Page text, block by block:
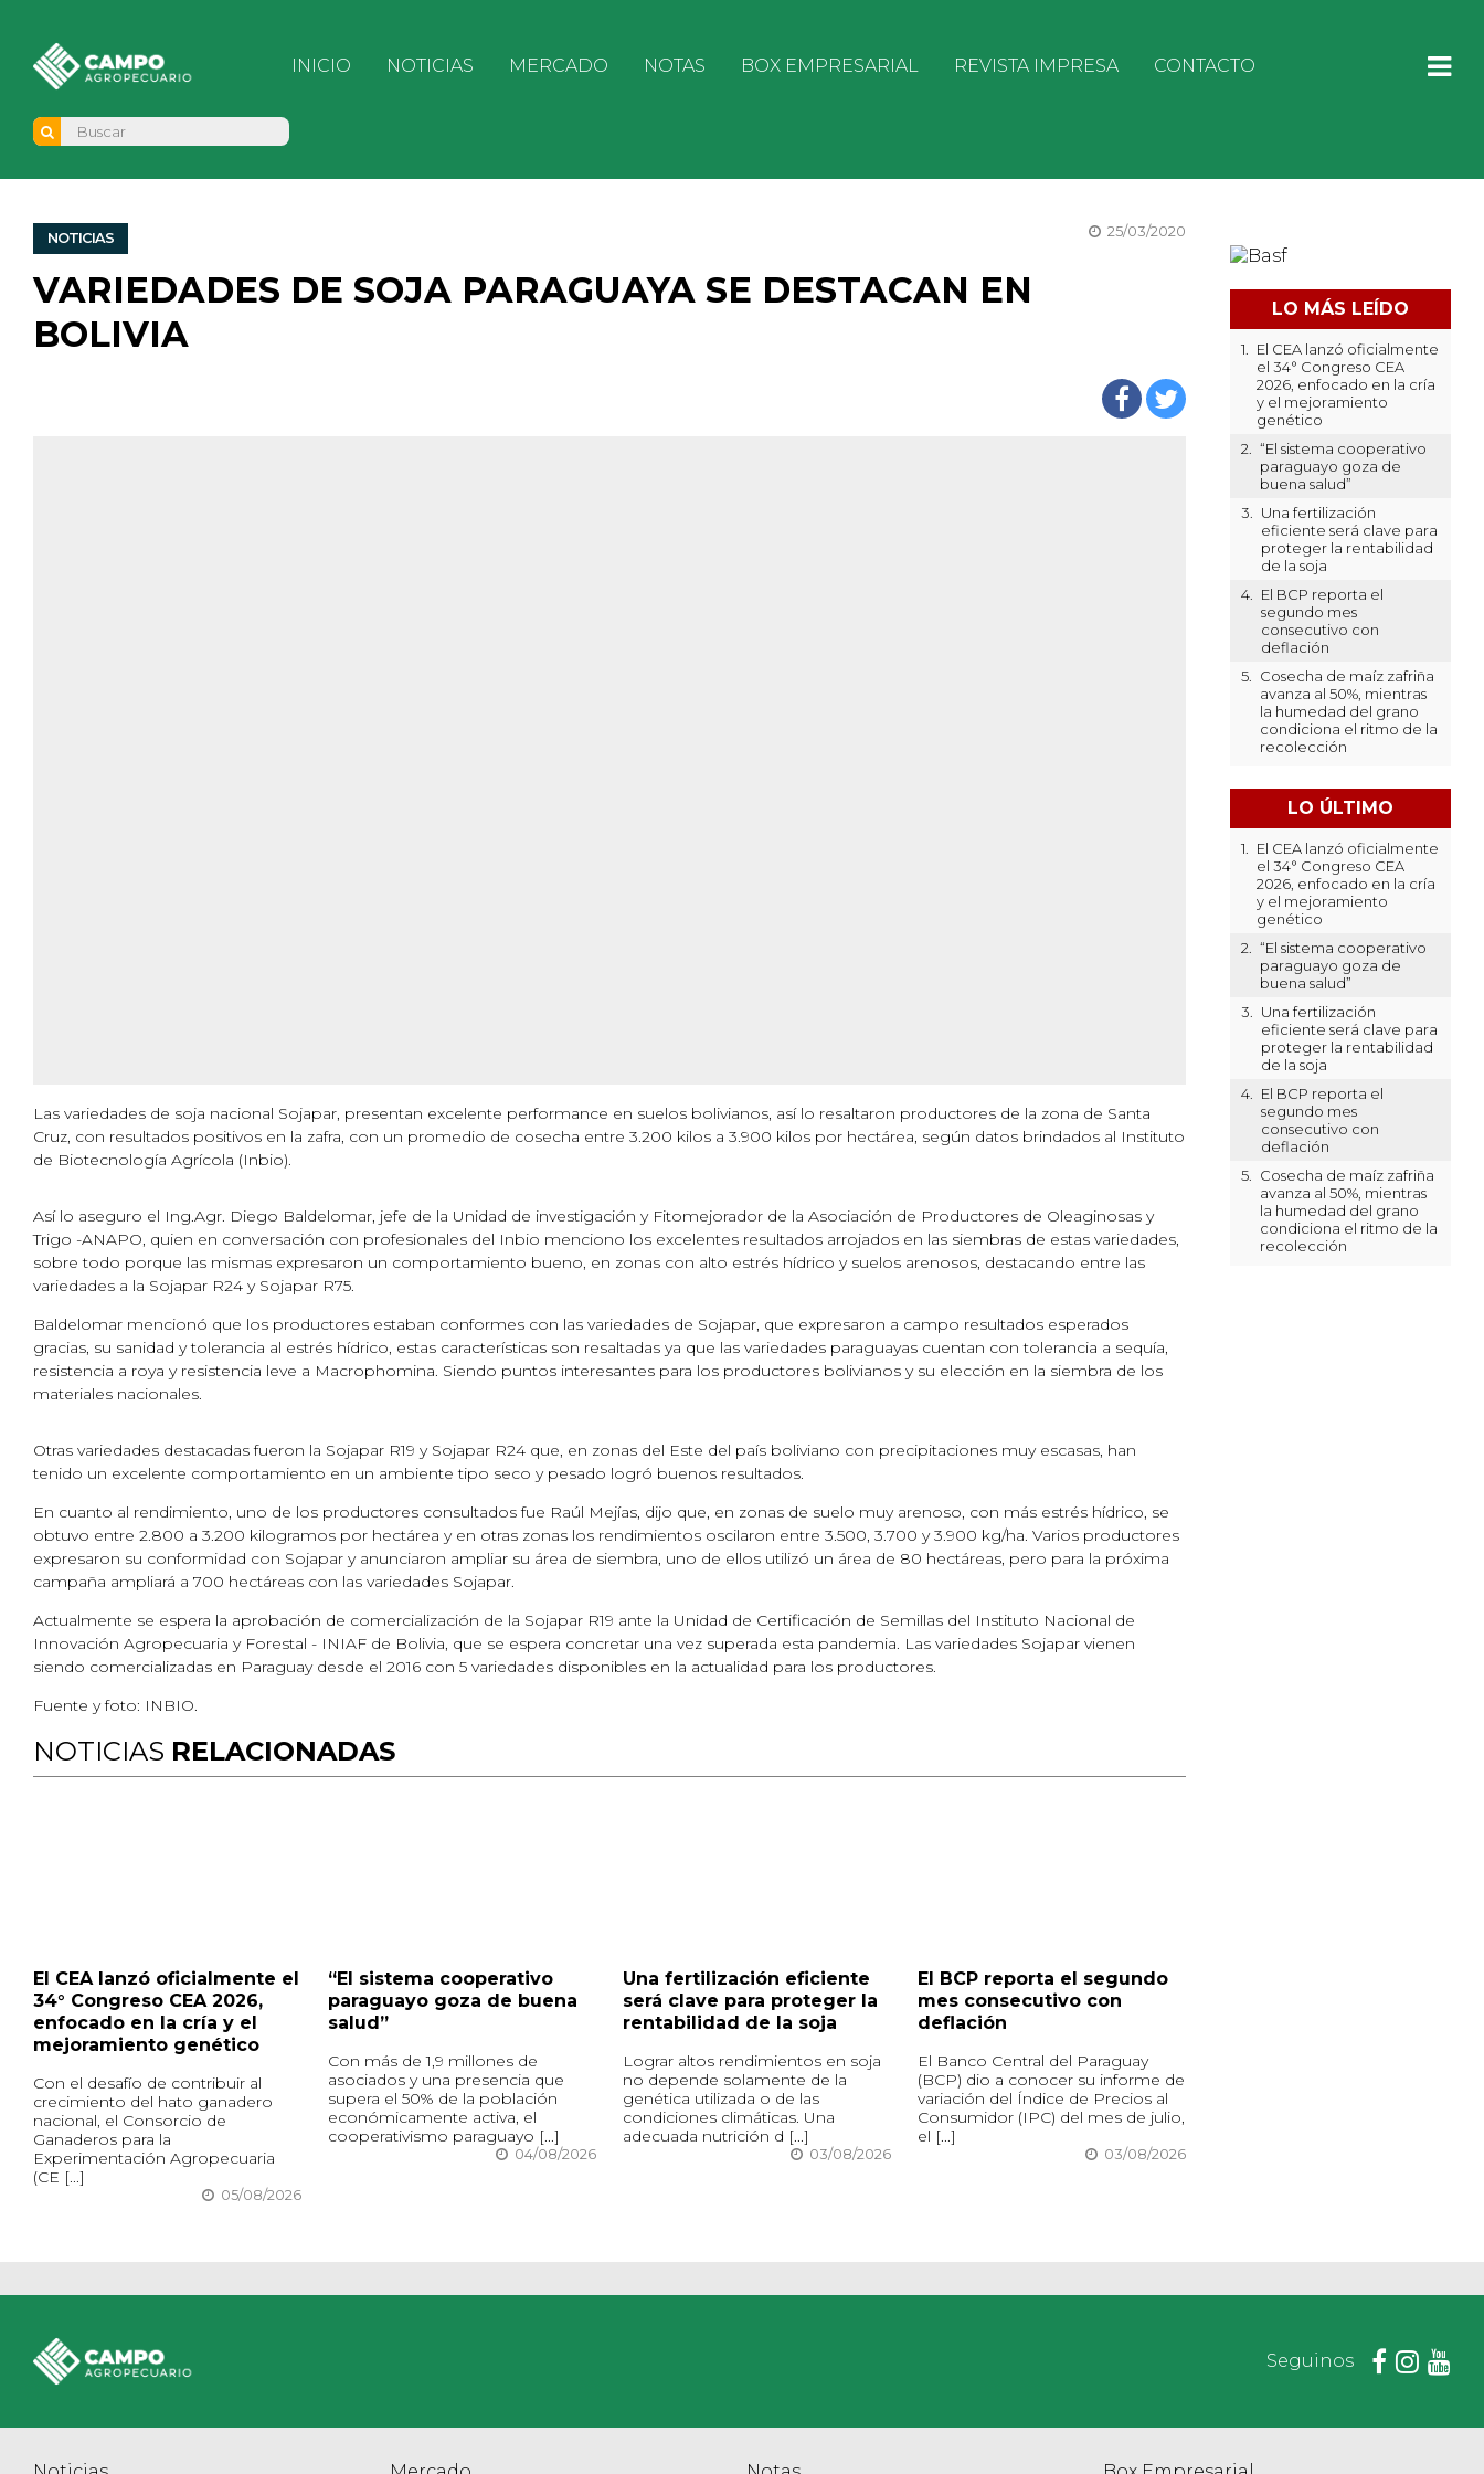
INICIO NOTICIAS MERCADO NOTAS BOX EMPRESARIAL REVISTA IMPRESA CONTACTO
NOTICIAS 25/03/2020
VARIEDADES DE SOJA PARAGUAYA SE DESTACAN EN
BOLIVIA
Las variedades de soja nacional Sojapar, presentan excelente performance en suelos bolivianos, así lo resaltaron productores de la zona de Santa
Cruz, con resultados positivos en la zafra, con un promedio de cosecha entre 3.200 kilos a 3.900 kilos por hectárea, según datos brindados al Instituto
de Biotecnología Agrícola (Inbio).
Así lo aseguro el Ing.Agr. Diego Baldelomar, jefe de la Unidad de investigación y Fitomejorador de la Asociación de Productores de Oleaginosas y
Trigo -ANAPO, quien en conversación con profesionales del Inbio menciono los excelentes resultados arrojados en las siembras de estas variedades,
sobre todo porque las mismas expresaron un comportamiento bueno, en zonas con alto estrés hídrico y suelos arenosos, destacando entre las
variedades a la Sojapar R24 y Sojapar R75.
Baldelomar mencionó que los productores estaban conformes con las variedades de Sojapar, que expresaron a campo resultados esperados
gracias, su sanidad y tolerancia al estrés hídrico, estas características son resaltadas ya que las variedades paraguayas cuentan con tolerancia a sequía,
resistencia a roya y resistencia leve a Macrophomina. Siendo puntos interesantes para los productores bolivianos y su elección en la siembra de los
materiales nacionales.
Otras variedades destacadas fueron la Sojapar R19 y Sojapar R24 que, en zonas del Este del país boliviano con precipitaciones muy escasas, han
tenido un excelente comportamiento en un ambiente tipo seco y pesado logró buenos resultados.
En cuanto al rendimiento, uno de los productores consultados fue Raúl Mejías, dijo que, en zonas de suelo muy arenoso, con más estrés hídrico, se
obtuvo entre 2.800 a 3.200 kilogramos por hectárea y en otras zonas los rendimientos oscilaron entre 3.500, 3.700 y 3.900 kg/ha. Varios productores
expresaron su conformidad con Sojapar y anunciaron ampliar su área de siembra, uno de ellos utilizó un área de 80 hectáreas, pero para la próxima
campaña ampliará a 700 hectáreas con las variedades Sojapar.
Actualmente se espera la aprobación de comercialización de la Sojapar R19 ante la Unidad de Certificación de Semillas del Instituto Nacional de
Innovación Agropecuaria y Forestal - INIAF de Bolivia, que se espera concretar una vez superada esta pandemia. Las variedades Sojapar vienen
siendo comercializadas en Paraguay desde el 2016 con 5 variedades disponibles en la actualidad para los productores.
Fuente y foto: INBIO.
NOTICIAS RELACIONADAS
El CEA lanzó oficialmente el
34° Congreso CEA 2026,
enfocado en la cría y el
mejoramiento genético
Con el desafío de contribuir al
crecimiento del hato ganadero
nacional, el Consorcio de
Ganaderos para la
Experimentación Agropecuaria
(CE [...]
05/08/2026
“El sistema cooperativo
paraguayo goza de buena
salud”
Con más de 1,9 millones de
asociados y una presencia que
supera el 50% de la población
económicamente activa, el
cooperativismo paraguayo [...]
04/08/2026
Una fertilización eficiente
será clave para proteger la
rentabilidad de la soja
Lograr altos rendimientos en soja
no depende solamente de la
genética utilizada o de las
condiciones climáticas. Una
adecuada nutrición d [...]
03/08/2026
El BCP reporta el segundo
mes consecutivo con
deflación
El Banco Central del Paraguay
(BCP) dio a conocer su informe de
variación del Índice de Precios al
Consumidor (IPC) del mes de julio,
el [...]
03/08/2026
LO MÁS LEÍDO
1.
El CEA lanzó oficialmente
el 34° Congreso CEA
2026, enfocado en la cría
y el mejoramiento
genético
2.
“El sistema cooperativo
paraguayo goza de
buena salud”
3.
Una fertilización
eficiente será clave para
proteger la rentabilidad
de la soja
4.
El BCP reporta el
segundo mes
consecutivo con
deflación
5.
Cosecha de maíz zafriña
avanza al 50%, mientras
la humedad del grano
condiciona el ritmo de la
recolección
LO ÚLTIMO
1.
El CEA lanzó oficialmente
el 34° Congreso CEA
2026, enfocado en la cría
y el mejoramiento
genético
2.
“El sistema cooperativo
paraguayo goza de
buena salud”
3.
Una fertilización
eficiente será clave para
proteger la rentabilidad
de la soja
4.
El BCP reporta el
segundo mes
consecutivo con
deflación
5.
Cosecha de maíz zafriña
avanza al 50%, mientras
la humedad del grano
condiciona el ritmo de la
recolección
Seguinos